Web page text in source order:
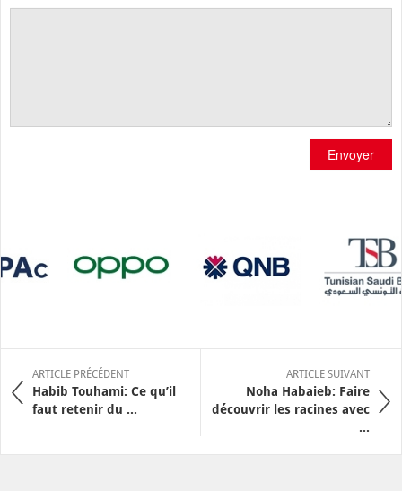
Envoyer
ARTICLE PRÉCÉDENT
Habib Touhami: Ce qu’il
faut retenir du ...
ARTICLE SUIVANT
Noha Habaieb: Faire
découvrir les racines avec
...